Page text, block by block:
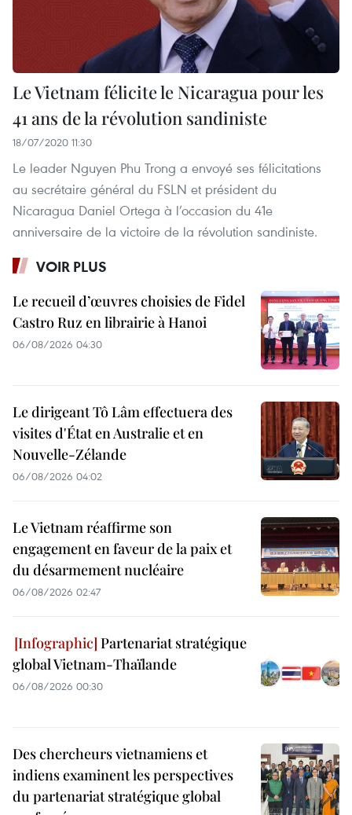
Le Vietnam félicite le Nicaragua pour les
41 ans de la révolution sandiniste
18/07/2020 11:30
Le leader Nguyen Phu Trong a envoyé ses félicitations
au secrétaire général du FSLN et président du
Nicaragua Daniel Ortega à l’occasion du 41e
anniversaire de la victoire de la révolution sandiniste.
VOIR PLUS
Le recueil d’œuvres choisies de Fidel
Castro Ruz en librairie à Hanoi
06/08/2026 04:30
Le dirigeant Tô Lâm effectuera des
visites d'État en Australie et en
Nouvelle-Zélande
06/08/2026 04:02
Le Vietnam réaffirme son
engagement en faveur de la paix et
du désarmement nucléaire
06/08/2026 02:47
Partenariat stratégique
global Vietnam-Thaïlande
06/08/2026 00:30
Des chercheurs vietnamiens et
indiens examinent les perspectives
du partenariat stratégique global